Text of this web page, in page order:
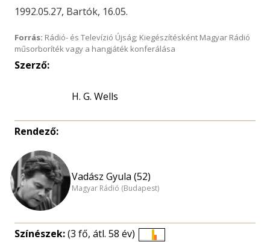
1992.05.27, Bartók, 16.05.
Forrás: Rádió- és Televízió Újság; Kiegészítésként Magyar Rádió
műsorboríték vagy a hangjáték konferálása
Szerző:
H. G. Wells
Rendező:
Vadász Gyula (52)
Magyar Rádió (Budapest)
Színészek:(3 fő, átl. 58 év)